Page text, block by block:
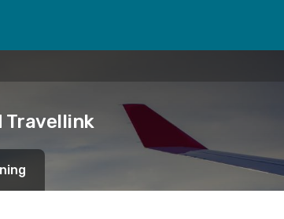
Travellink